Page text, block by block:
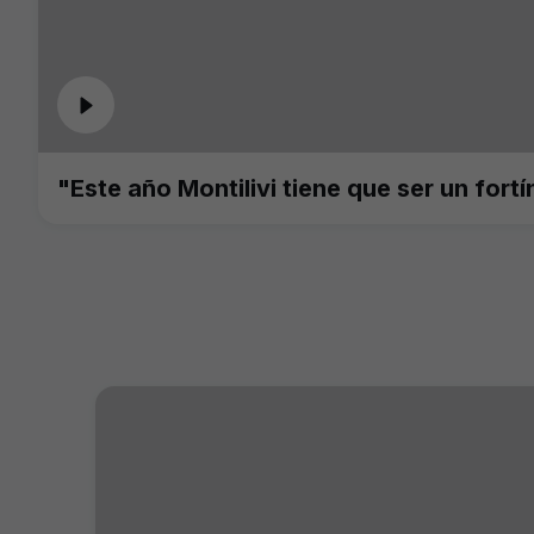
"Este año Montilivi tiene que ser un